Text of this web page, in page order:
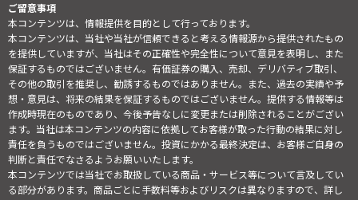
ご留意事項
本コンテンツは、情報提供を目的として行っております。
本コンテンツは、当社や当社が信頼できると考える情報源から提供されたもの
を提供していますが、当社はその正確性や完全性について意見を表明し、また
保証するものではございません。有価証券の購入、売却、デリバティブ取引、
その他の取引を推奨し、勧誘するものではありません。また、過去の実績や予
想・意見は、将来の結果を保証するものではございません。提供する情報等は
作成時現在のものであり、今後予告なしに変更または削除されることがござい
ます。当社は本コンテンツの内容に依拠してお客様が取った行動の結果に対し
責任を負うものではございません。投資にかかる最終決定は、お客様ご自身の
判断と責任でなさるようお願いいたします。
本コンテンツでは当社でお取扱している商品・サービス等について言及してい
る部分があります。商品ごとに手数料等およびリスクは異なりますので、詳し